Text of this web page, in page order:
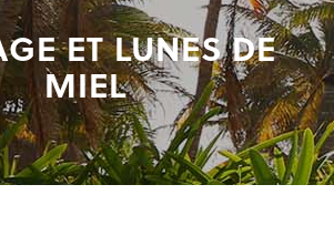
ET LUNES DE
MIEL